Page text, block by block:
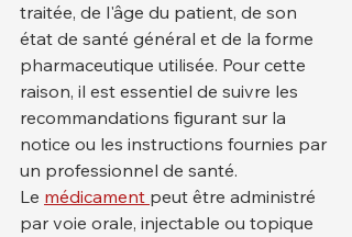
traitée, de l'âge du patient, de son
état de santé général et de la forme
pharmaceutique utilisée. Pour cette
raison, il est essentiel de suivre les
recommandations figurant sur la
notice ou les instructions fournies par
un professionnel de santé.
Le médicament peut être administré
par voie orale, injectable ou topique